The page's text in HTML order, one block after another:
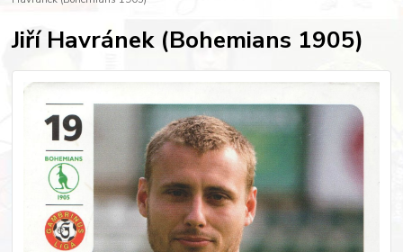
Jiří Havránek (Bohemians 1905)